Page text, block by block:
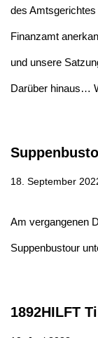
des
Finanzamt
und unsere
Darüber hinaus…
18. September
Am vergangenen
Suppenbustour
1892HILFT